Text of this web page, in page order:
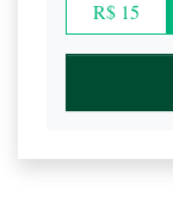
R$ 15